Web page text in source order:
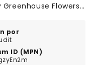
por
ID (MPN)
Flowers I